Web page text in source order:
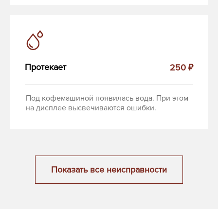
Протекает 250 ₽
Под кофемашиной появилась вода. При этом
на дисплее высвечиваются ошибки.
Показать все неисправности